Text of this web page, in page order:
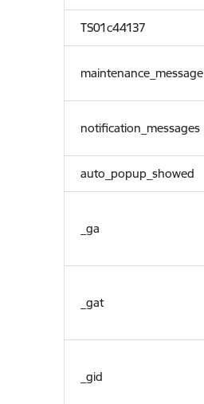
TS01c44137
maintenance_message
notification_messages
auto_popup_showed
_ga
_gat
_gid